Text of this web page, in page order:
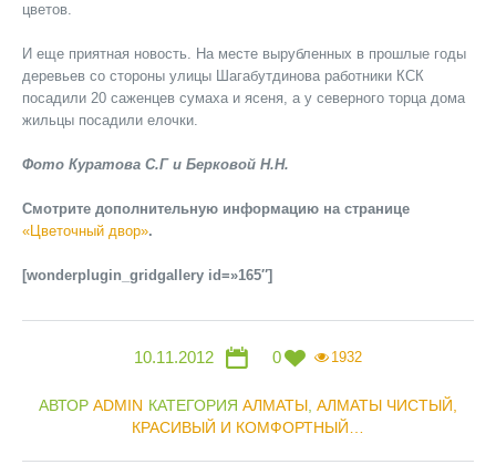
цветов.
И еще приятная новость. На месте вырубленных в прошлые годы
деревьев со стороны улицы Шагабутдинова работники КСК
посадили 20 саженцев сумаха и ясеня, а у северного торца дома
жильцы посадили елочки.
Фото Куратова С.Г и Берковой Н.Н.
Смотрите дополнительную информацию на странице
«Цветочный двор».
[wonderplugin_gridgallery id=»165″]
10.11.2012 0 1932
АВТОР ADMIN КАТЕГОРИЯ АЛМАТЫ АЛМАТЫ ЧИСТЫЙ,
КРАСИВЫЙ И КОМФОРТНЫЙ…